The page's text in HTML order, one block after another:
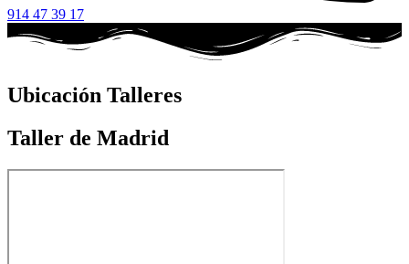
914 47 39 17
Ubicación Talleres
Taller de Madrid